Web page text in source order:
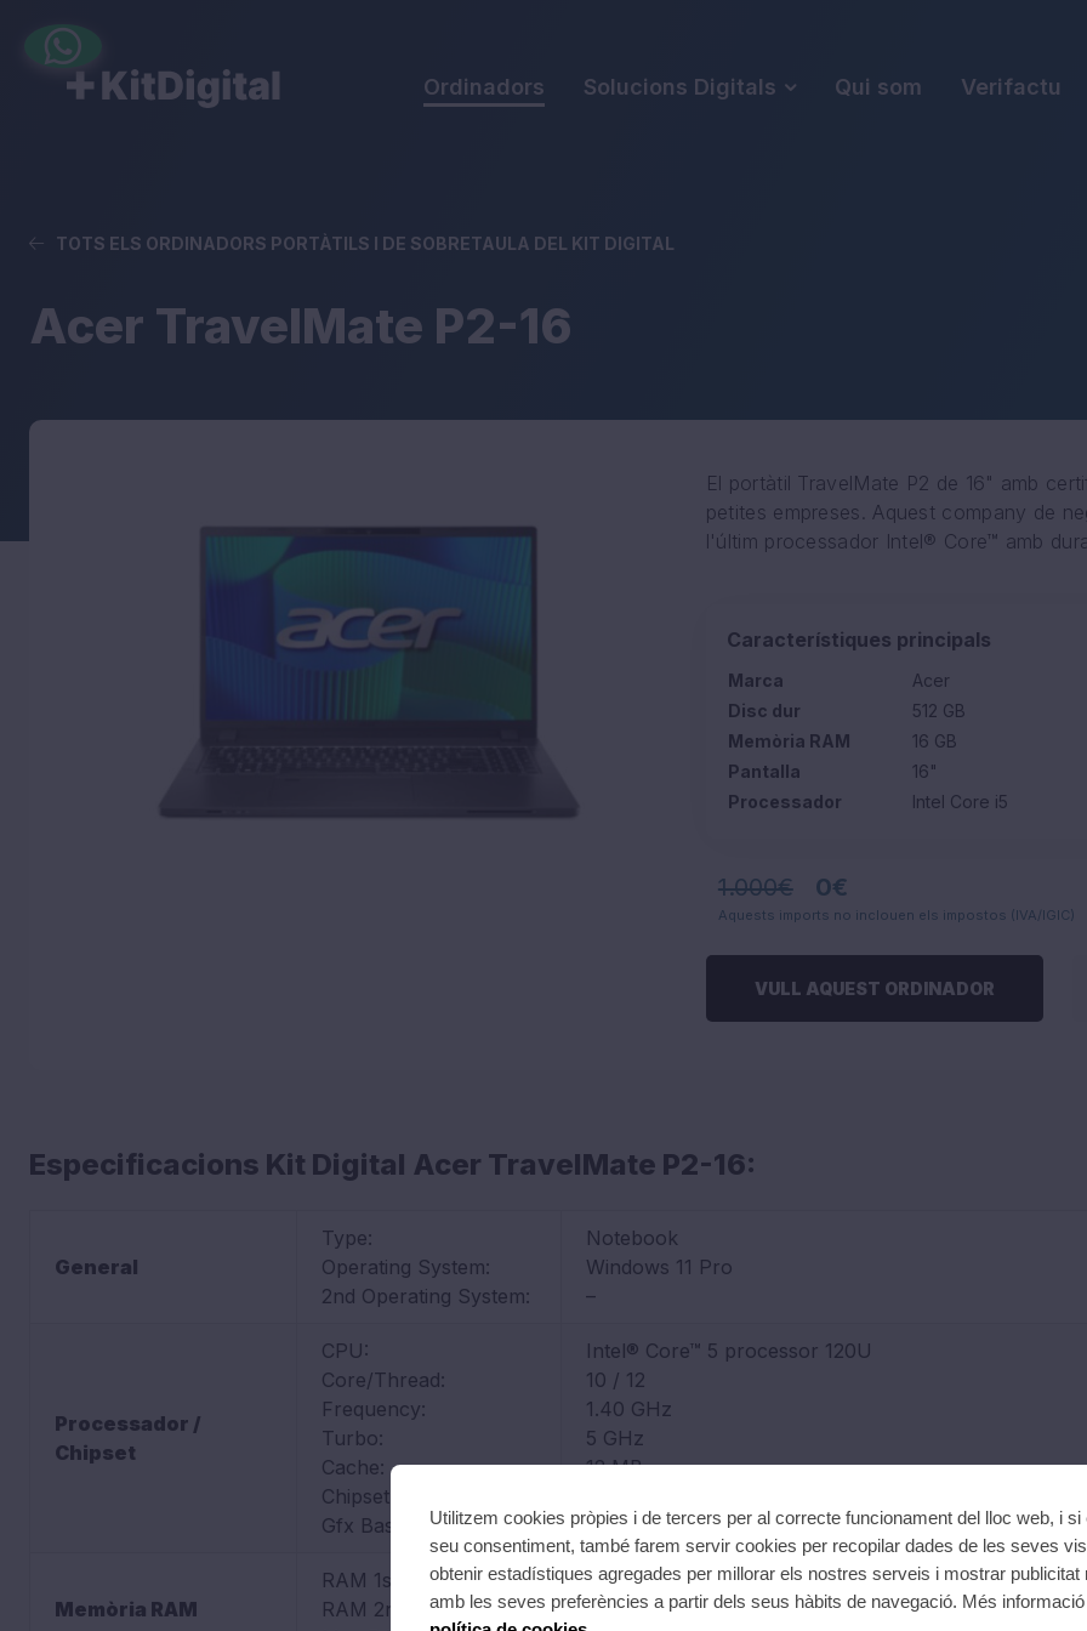
Ordinadors Solucions Digitals Qui som Verifactu
TOTS ELS ORDINADORS PORTÀTILS I DE SOBRETAULA DEL KIT DIGITAL
Acer TravelMate P2-16
El portàtil TravelMate P2 de 16" amb
petites empreses. Aquest company de
l'últim processador Intel® Core™ amb
Característiques principals
Marca
Acer
Disc dur
512 GB
Memòria RAM
16 GB
Pantalla
16"
Processador
Intel Core i5
1.000€ 0€
Aquests imports no inclouen els impostos (IVA/IGIC)
VULL AQUEST ORDINADOR
Especificacions Kit Digital Acer TravelMate P2-16:
General
Type:
Operating System:
2nd Operating System:
Notebook
Windows 11 Pro
–
Processador /
Chipset
CPU:
Core/Thread:
Frequency:
Turbo:
Cache:
Chipset Graphics:
Gfx Base Frequency:
Intel® Core™ 5 processor 120U
10 / 12
1.40 GHz
5 GHz
12 MB
1.25 GHz
Memòria RAM
RAM 1st slot:
RAM 2nd slot:
16 GB DDR5 Memory
–
Utilitzem cookies pròpies i de tercers per al correcte funcionament del lloc web, i si
seu consentiment, també farem servir cookies per recopilar dades de les seves
obtenir estadístiques agregades per millorar els nostres serveis i mostrar publicitat
amb les seves preferències a partir dels seus hàbits de navegació. Més